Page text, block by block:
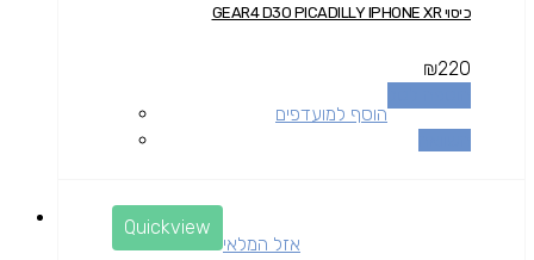
כיסוי GEAR4 D3O PICADILLY IPHONE XR
₪220
הוסף למועדפים
Quickview
אזל המלאי